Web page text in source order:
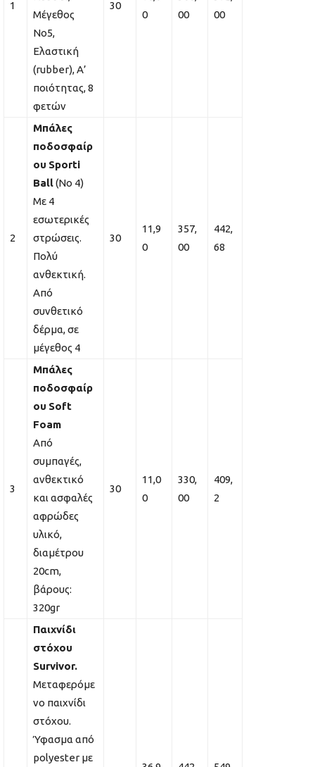
1
Μέγεθος
No5,
Ελαστική
(rubber), Α’
ποιότητας, 8
φετών
30
0
00
00
2
Μπάλες
ποδοσφαίρ
ου Sporti
Ball(No 4)
Με 4
εσωτερικές
στρώσεις.
Πολύ
ανθεκτική.
Από
συνθετικό
δέρμα, σε
μέγεθος 4
30
11,9
0
357,
00
442,
68
3
Μπάλες
ποδοσφαίρ
ου Soft
Foam
Aπό
συμπαγές,
ανθεκτικό
και ασφαλές
αφρώδες
υλικό,
διαμέτρου
20cm,
βάρους:
320gr
30
11,0
0
330,
00
409,
2
Παιχνίδι
στόχου
Survivor.
Μεταφερόμε
νο παιχνίδι
στόχου.
Ύφασμα από
polyester με